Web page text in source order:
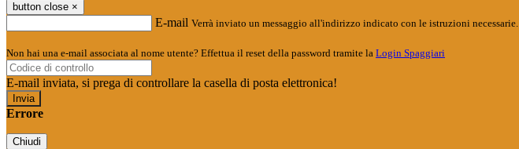
button close ×
E-mail Verrà inviato un messaggio all'indirizzo indicato con le istruzioni necessarie.
Non hai una e-mail associata al nome utente? Effettua il reset della password tramite la Login Spaggiari
E-mail inviata, si prega di controllare la casella di posta elettronica!
Errore
Chiudi